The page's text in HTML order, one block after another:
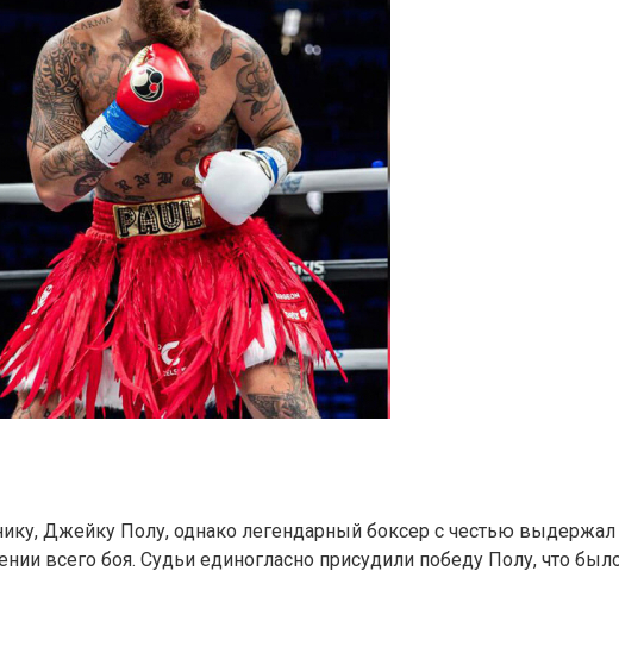
Джейку Полу, однако легендарный боксер с честью выдержал
всего боя. Судьи единогласно присудили победу Полу, что